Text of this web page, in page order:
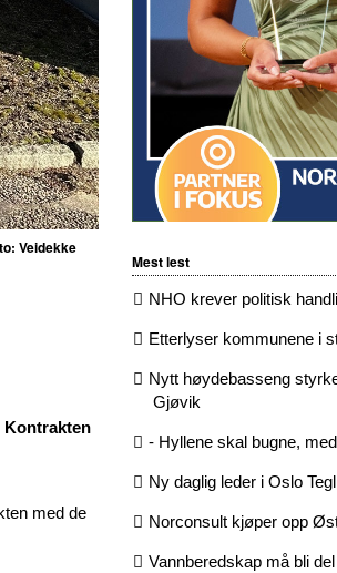
Veidekke
Kontrakten
med de
Mest lest
NHO krever politisk
Etterlyser kommunene i
Nytt høydebasseng
Gjøvik
- Hyllene skal bugne,
Ny daglig leder i Oslo
Norconsult kjøper opp
Vannberedskap må bli